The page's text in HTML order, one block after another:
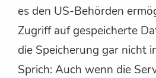
es den US-Behörden
Zugriff auf gespeicherte
die Speicherung gar nicht
Sprich: Auch wenn die